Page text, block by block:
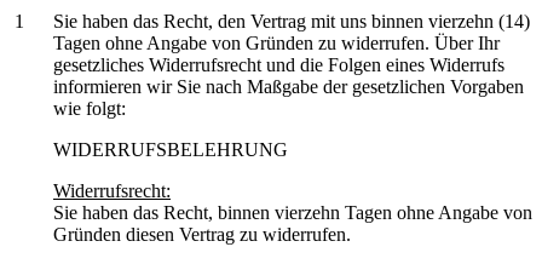
Sie haben das Recht, den Vertrag mit uns binnen vierzehn (14)
Tagen ohne Angabe von Gründen zu widerrufen. Über Ihr
gesetzliches Widerrufsrecht und die Folgen eines Widerrufs
informieren wir Sie nach Maßgabe der gesetzlichen Vorgaben
wie folgt:
WIDERRUFSBELEHRUNG
Widerrufsrecht:
Sie haben das Recht, binnen vierzehn Tagen ohne Angabe von
Gründen diesen Vertrag zu widerrufen.